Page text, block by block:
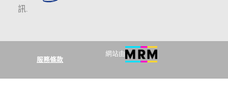
訊.
服務條款
網站由